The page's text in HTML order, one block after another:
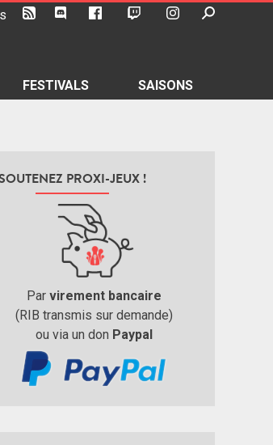
FESTIVALS SAISONS
SOUTENEZ PROXI-JEUX !
Par virement bancaire
(RIB transmis sur demande)
ou via un don Paypal